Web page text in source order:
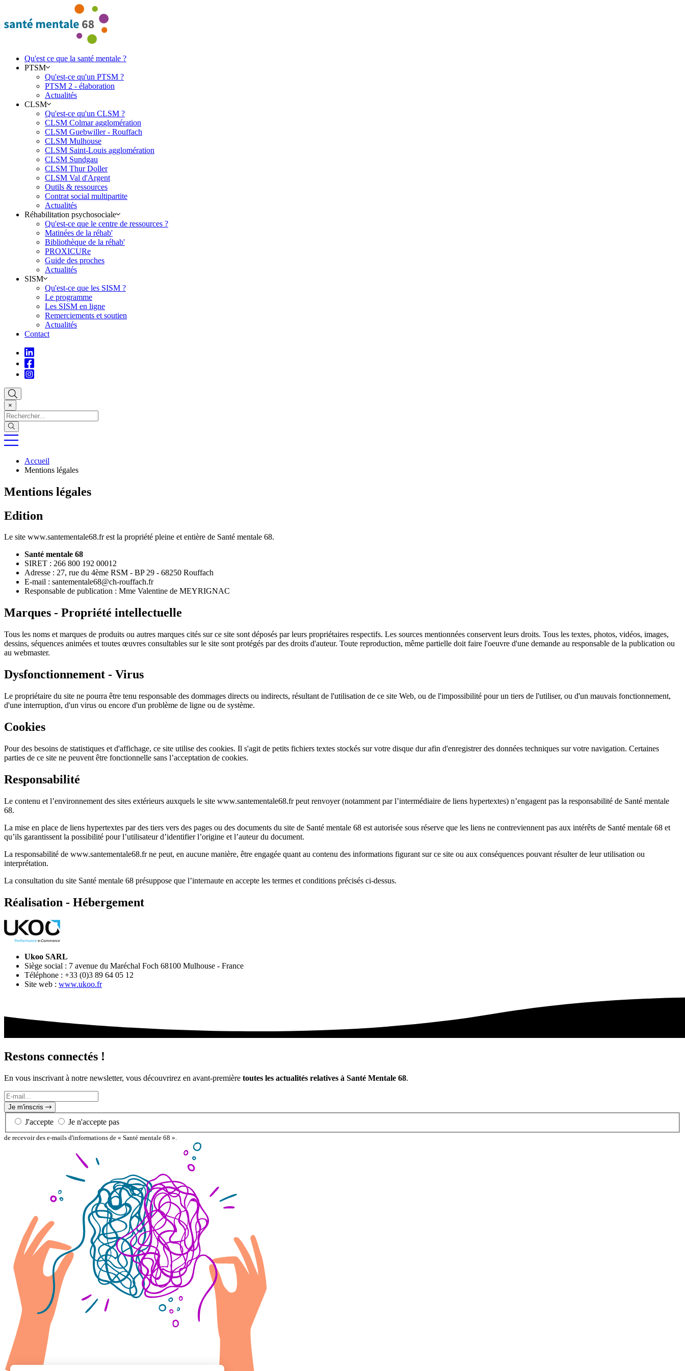
Qu'est ce que la santé mentale ?
PTSM
Qu'est-ce qu'un PTSM ?
PTSM 2 - élaboration
Actualités
CLSM
Qu'est-ce qu'un CLSM ?
CLSM Colmar agglomération
CLSM Guebwiller - Rouffach
CLSM Mulhouse
CLSM Saint-Louis agglomération
CLSM Sundgau
CLSM Thur Doller
CLSM Val d'Argent
Outils & ressources
Contrat social multipartite
Actualités
Réhabilitation psychosociale
Qu'est-ce que le centre de ressources ?
Matinées de la réhab'
Bibliothèque de la réhab'
PROXICURe
Guide des proches
Actualités
SISM
Qu'est-ce que les SISM ?
Le programme
Les SISM en ligne
Remerciements et soutien
Actualités
Contact
×
Accueil
Mentions légales
Mentions légales
Edition
Le site www.santementale68.fr est la propriété pleine et entière de Santé mentale 68.
Santé mentale 68
SIRET : 266 800 192 00012
Adresse : 27, rue du 4ème RSM - BP 29 - 68250 Rouffach
E-mail : santementale68@ch-rouffach.fr
Responsable de publication : Mme Valentine de MEYRIGNAC
Marques - Propriété intellectuelle
Tous les noms et marques de produits ou autres marques cités sur ce site sont déposés par leurs propriétaires respectifs. Les sources mentionnées conservent leurs droits. Tous les textes, photos, vidéos, images,
dessins, séquences animées et toutes œuvres consultables sur le site sont protégés par des droits d'auteur. Toute reproduction, même partielle doit faire l'oeuvre d'une demande au responsable de la publication ou
au webmaster.
Dysfonctionnement - Virus
Le propriétaire du site ne pourra être tenu responsable des dommages directs ou indirects, résultant de l'utilisation de ce site Web, ou de l'impossibilité pour un tiers de l'utiliser, ou d'un mauvais fonctionnement,
d'une interruption, d'un virus ou encore d'un problème de ligne ou de système.
Cookies
Pour des besoins de statistiques et d'affichage, ce site utilise des cookies. Il s'agit de petits fichiers textes stockés sur votre disque dur afin d'enregistrer des données techniques sur votre navigation. Certaines
parties de ce site ne peuvent être fonctionnelle sans l’acceptation de cookies.
Responsabilité
Le contenu et l’environnement des sites extérieurs auxquels le site www.santementale68.fr peut renvoyer (notamment par l’intermédiaire de liens hypertextes) n’engagent pas la responsabilité de Santé mentale
68.
La mise en place de liens hypertextes par des tiers vers des pages ou des documents du site de Santé mentale 68 est autorisée sous réserve que les liens ne contreviennent pas aux intérêts de Santé mentale 68 et
qu’ils garantissent la possibilité pour l’utilisateur d’identifier l’origine et l’auteur du document.
La responsabilité de www.santementale68.fr ne peut, en aucune manière, être engagée quant au contenu des informations figurant sur ce site ou aux conséquences pouvant résulter de leur utilisation ou
interprétation.
La consultation du site Santé mentale 68 présuppose que l’internaute en accepte les termes et conditions précisés ci-dessus.
Réalisation - Hébergement
Ukoo SARL
Siège social : 7 avenue du Maréchal Foch 68100 Mulhouse - France
Téléphone : +33 (0)3 89 64 05 12
Site web : www.ukoo.fr
Restons connectés !
En vous inscrivant à notre newsletter, vous découvrirez en avant-première toutes les actualités relatives à Santé Mentale 68.
E-
mail...
Je m'inscris
J'accepte Je n'accepte pas
de recevoir des e-mails d'informations de « Santé mentale 68 ».